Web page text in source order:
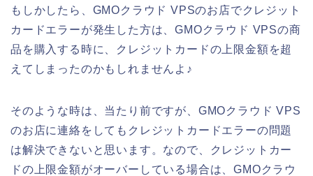
もしかしたら、GMOクラウド VPSのお店でクレジット
カードエラーが発生した方は、GMOクラウド VPSの商
品を購入する時に、クレジットカードの上限金額を超
えてしまったのかもしれませんよ♪
そのような時は、当たり前ですが、GMOクラウド VPS
のお店に連絡をしてもクレジットカードエラーの問題
は解決できないと思います。なので、クレジットカー
ドの上限金額がオーバーしている場合は、GMOクラウ